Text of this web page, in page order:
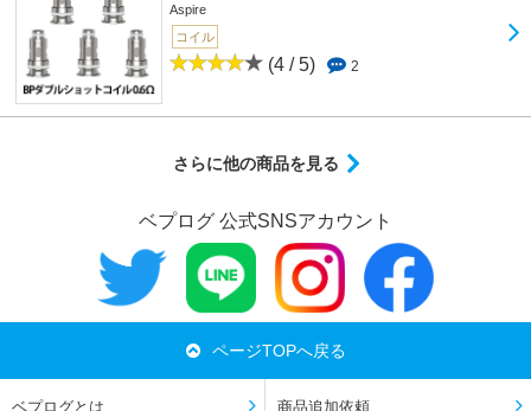
Aspire
コイル
(4 / 5) 2
さらに他の商品を見る
ベプログ 公式SNSアカウント
ページTOPへ戻る
ベプログとは 商品追加依頼